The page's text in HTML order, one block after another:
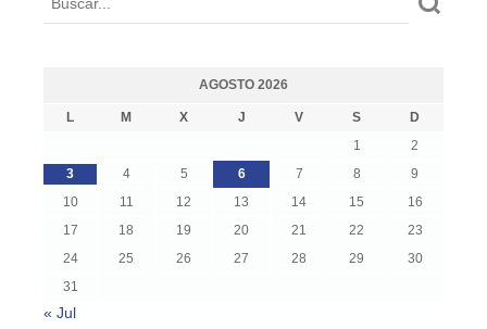
AGOSTO 2026
L M X J V S
D
1
2
3
4 5 6 7 8
9
10
11 12 13 14 15
16
17
18 19 20 21 22
23
24
25 26 27 28 29
30
31
« Jul